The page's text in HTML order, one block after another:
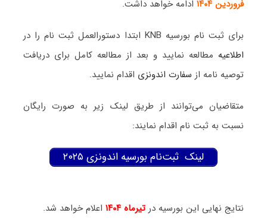
فروردین ۱۴۰۴
ادامه خواهد داشت.
برای ثبت نام بورسیه KNB ابتدا دستورالعمل ثبت نام را در
اطلاعیهمطالعه نمایید و بعد از مطالعه کامل برای دریافت
توصیه نامه از سفارت اندونزی اقدام نمایید.
متقاضیان می‌توانند از طریق لینک زیر به صورت رایگان
نسبت به ثبت نام اقدام نمایند:
لینک ثبت‌نام بورسیه اندونزی ۲۰۲۵
نتایج نهایی این بورسیه در تیرماه ۱۴۰۴ اعلام خواهد شد.